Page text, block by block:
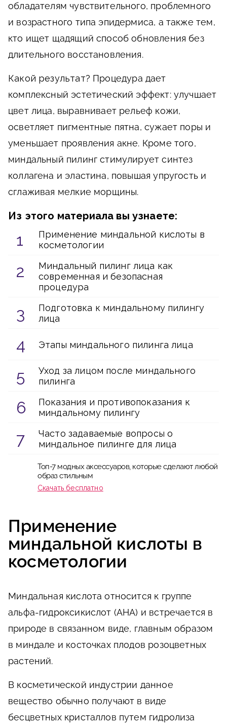
обладателям чувствительного, проблемного
и возрастного типа эпидермиса, а также тем,
кто ищет щадящий способ обновления без
длительного восстановления.
Какой результат? Процедура дает
комплексный эстетический эффект: улучшает
цвет лица, выравнивает рельеф кожи,
осветляет пигментные пятна, сужает поры и
уменьшает проявления акне. Кроме того,
миндальный пилинг стимулирует синтез
коллагена и эластина, повышая упругость и
сглаживая мелкие морщины.
Из этого материала вы узнаете:
Применение миндальной кислоты в
косметологии
Миндальный пилинг лица как
современная и безопасная
процедура
Подготовка к миндальному пилингу
лица
Этапы миндального пилинга лица
Уход за лицом после миндального
пилинга
Показания и противопоказания к
миндальному пилингу
Часто задаваемые вопросы о
миндальное пилинге для лица
Топ-7 модных аксессуаров, которые сделают любой
образ стильным
Скачать бесплатно
Применение
миндальной кислоты в
косметологии
Миндальная кислота относится к группе
альфа-гидроксикислот (AHA) и встречается в
природе в связанном виде, главным образом
в миндале и косточках плодов розоцветных
растений.
В косметической индустрии данное
вещество обычно получают в виде
бесцветных кристаллов путем гидролиза